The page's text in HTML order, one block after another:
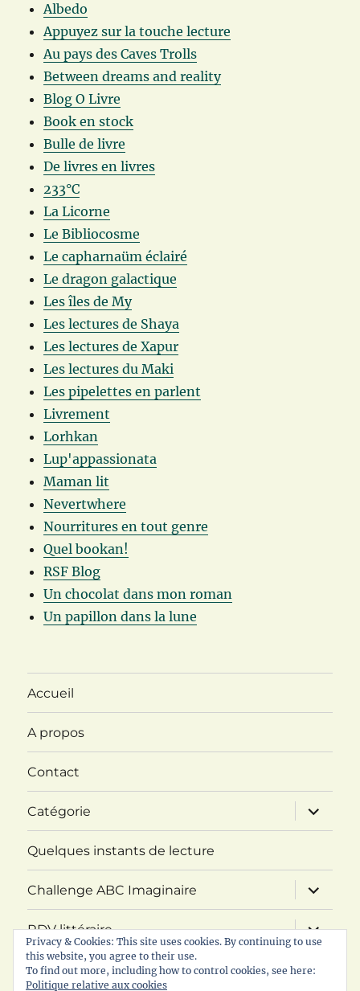
Albedo
Appuyez sur la touche lecture
Au pays des Caves Trolls
Between dreams and reality
Blog O Livre
Book en stock
Bulle de livre
De livres en livres
233°C
La Licorne
Le Bibliocosme
Le capharnaüm éclairé
Le dragon galactique
Les îles de My
Les lectures de Shaya
Les lectures de Xapur
Les lectures du Maki
Les pipelettes en parlent
Livrement
Lorhkan
Lup'appassionata
Maman lit
Nevertwhere
Nourritures en tout genre
Quel bookan!
RSF Blog
Un chocolat dans mon roman
Un papillon dans la lune
Accueil
A propos
Contact
Catégorie
ouvrir
le
sous-
Quelques instants de lecture
Challenge ABC Imaginaire
ouvrir
le
sous-
menu
RDV littéraire
ouvrir
le
sous-
Politique de confidentialité
Privacy & Cookies: This site uses cookies. By continuing to use
this website, you agree to their use.
To find out more, including how to control cookies, see here:
Politique relative aux cookies